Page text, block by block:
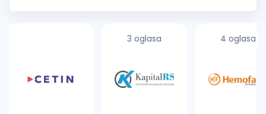
identiteta naše fabrike...
3 oglasa 4 oglasa